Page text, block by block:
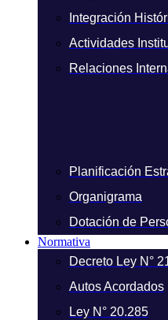
Integración
Actividades
Relaciones
Planificación
Organigrama
Dotación de
Normativa
Decreto Ley N°
Autos Acordados
Ley N° 20.285